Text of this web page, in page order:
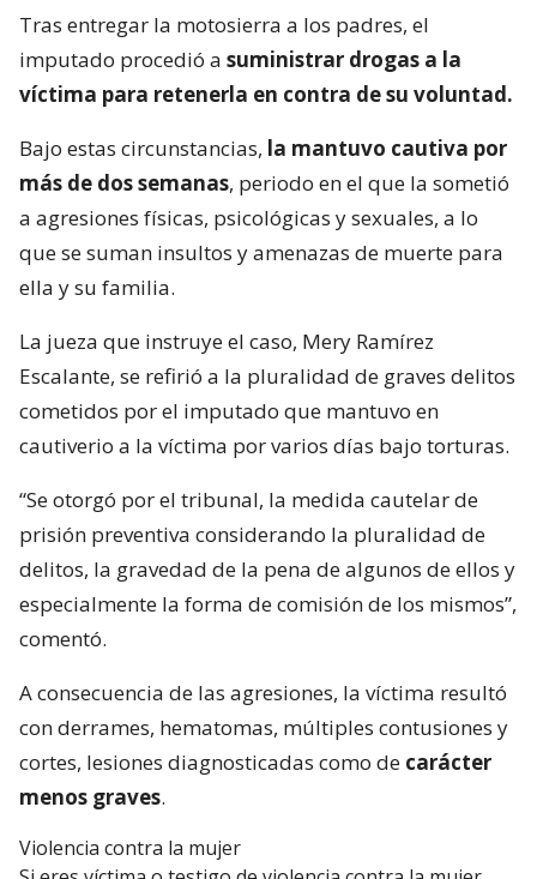
Tras entregar la motosierra a los padres, el
imputado procedió a suministrar drogas a la
víctima para retenerla en contra de su voluntad.
Bajo estas circunstancias, la mantuvo cautiva por
más de dos semanas, periodo en el que la sometió
a agresiones físicas, psicológicas y sexuales, a lo
que se suman insultos y amenazas de muerte para
ella y su familia.
La jueza que instruye el caso, Mery Ramírez
Escalante, se refirió a la pluralidad de graves delitos
cometidos por el imputado que mantuvo en
cautiverio a la víctima por varios días bajo torturas.
“Se otorgó por el tribunal, la medida cautelar de
prisión preventiva considerando la pluralidad de
delitos, la gravedad de la pena de algunos de ellos y
especialmente la forma de comisión de los mismos”,
comentó.
A consecuencia de las agresiones, la víctima resultó
con derrames, hematomas, múltiples contusiones y
cortes, lesiones diagnosticadas como de carácter
menos graves.
Violencia contra la mujer